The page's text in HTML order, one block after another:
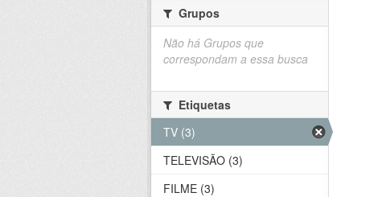
Grupos
Não há Grupos que
correspondam a essa busca
Etiquetas
TV (3)
TELEVISÃO (3)
FILME (3)